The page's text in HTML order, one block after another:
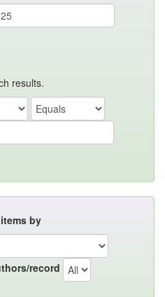
results.
by
record